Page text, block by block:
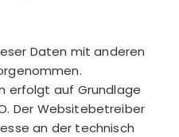
Daten mit anderen
erfolgt auf Grundlage
Der Websitebetreiber
an der technisch